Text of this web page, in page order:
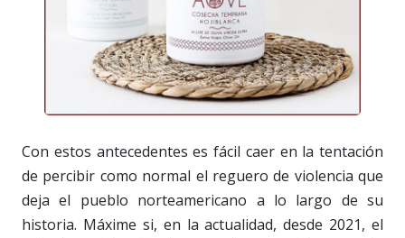
Con estos antecedentes es fácil caer en la tentación
de percibir como normal el reguero de violencia que
deja el pueblo norteamericano a lo largo de su
historia. Máxime si, en la actualidad, desde 2021, el